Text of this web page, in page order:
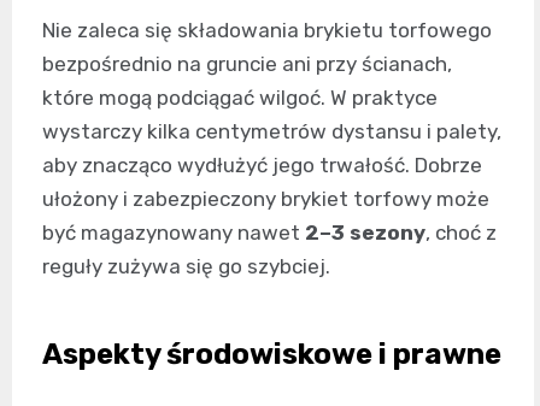
Nie zaleca się składowania brykietu torfowego
bezpośrednio na gruncie ani przy ścianach,
które mogą podciągać wilgoć. W praktyce
wystarczy kilka centymetrów dystansu i palety,
aby znacząco wydłużyć jego trwałość. Dobrze
ułożony i zabezpieczony brykiet torfowy może
być magazynowany nawet 2–3 sezony, choć z
reguły zużywa się go szybciej.
Aspekty środowiskowe i prawne